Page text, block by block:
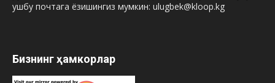
ушбу почтага ёзишингиз мумкин: ulugbek@kloop.kg
Бизнинг ҳамкорлар